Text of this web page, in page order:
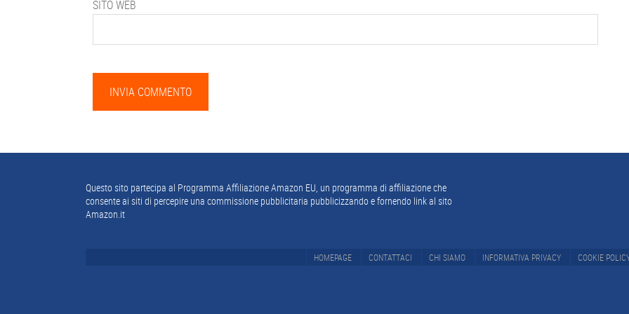
SITO WEB
Questo sito partecipa al Programma Affiliazione Amazon EU, un programma di affiliazione che
consente ai siti di percepire una commissione pubblicitaria pubblicizzando e fornendo link al sito
Amazon.it
HOMEPAGE CONTATTACI CHI SIAMO INFORMATIVA PRIVACY COOKIE